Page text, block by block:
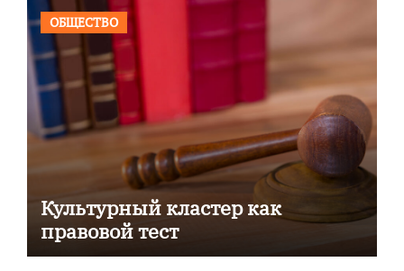
ОБЩЕСТВО
Культурный кластер как
правовой тест